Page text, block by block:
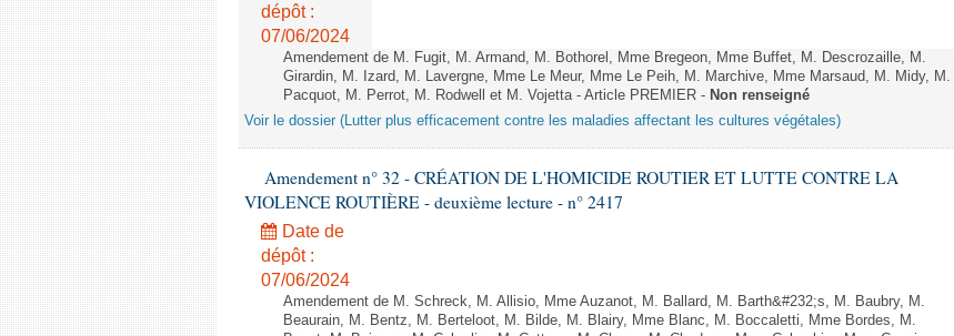
dépôt :
07/06/2024
Amendement de M. Fugit, M. Armand, M. Bothorel, Mme Bregeon, Mme Buffet, M. Descrozaille, M.
Girardin, M. Izard, M. Lavergne, Mme Le Meur, Mme Le Peih, M. Marchive, Mme Marsaud, M. Midy, M.
Pacquot, M. Perrot, M. Rodwell et M. Vojetta - Article PREMIER - Non renseigné
Voir le dossier (Lutter plus efficacement contre les maladies affectant les cultures végétales)
Amendement n° 32 - CRÉATION DE L'HOMICIDE ROUTIER ET LUTTE CONTRE LA
VIOLENCE ROUTIÈRE - deuxième lecture - n° 2417
Date de
dépôt :
07/06/2024
Amendement de M. Schreck, M. Allisio, Mme Auzanot, M. Ballard, M. Barth&#232;s, M. Baubry, M.
Beaurain, M. Bentz, M. Berteloot, M. Bilde, M. Blairy, Mme Blanc, M. Boccaletti, Mme Bordes, M.